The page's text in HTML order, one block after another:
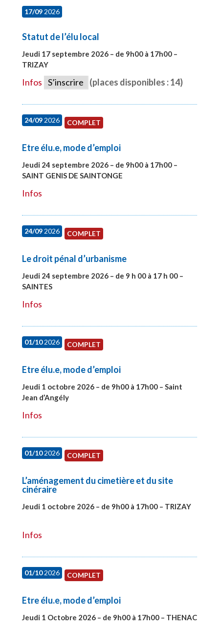
17/092026
Statut de l’élu local
Jeudi 17 septembre 2026 – de 9h00 à 17h00 –
TRIZAY
Infos S’inscrire (places disponibles : 14)
24/092026 COMPLET
Etre élu.e, mode d’emploi
Jeudi 24 septembre 2026 – de 9h00 à 17h00 –
SAINT GENIS DE SAINTONGE
Infos
24/092026 COMPLET
Le droit pénal d’urbanisme
Jeudi 24 septembre 2026 – de 9 h 00 à 17 h 00 –
SAINTES
Infos
01/102026 COMPLET
Etre élu.e, mode d’emploi
Jeudi 1 octobre 2026 – de 9h00 à 17h00 – Saint
Jean d’Angély
Infos
01/102026 COMPLET
L’aménagement du cimetière et du site
cinéraire
Jeudi 1 octobre 2026 – de 9h00 à 17h00 – TRIZAY
Infos
01/102026 COMPLET
Etre élu.e, mode d’emploi
Jeudi 1 Octobre 2026 – de 9h00 à 17h00 – THENAC